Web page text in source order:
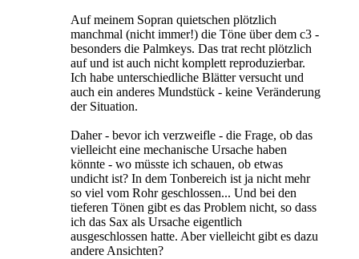
Auf meinem Sopran quietschen plötzlich
manchmal (nicht immer!) die Töne über dem c3 -
besonders die Palmkeys. Das trat recht plötzlich
auf und ist auch nicht komplett reproduzierbar.
Ich habe unterschiedliche Blätter versucht und
auch ein anderes Mundstück - keine Veränderung
der Situation.
Daher - bevor ich verzweifle - die Frage, ob das
vielleicht eine mechanische Ursache haben
könnte - wo müsste ich schauen, ob etwas
undicht ist? In dem Tonbereich ist ja nicht mehr
so viel vom Rohr geschlossen... Und bei den
tieferen Tönen gibt es das Problem nicht, so dass
ich das Sax als Ursache eigentlich
ausgeschlossen hatte. Aber vielleicht gibt es dazu
andere Ansichten?